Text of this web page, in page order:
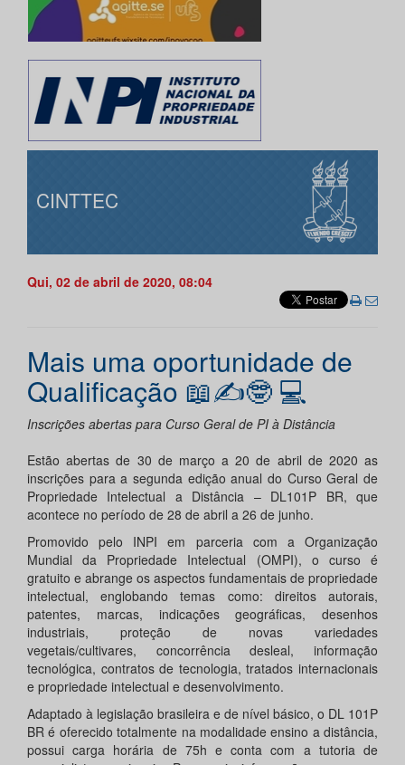
CINTTEC
Qui, 02 de abril de 2020, 08:04
Mais uma oportunidade de
Qualificação 📖✍🤓 💻
Inscrições abertas para Curso Geral de PI à Distância
Estão abertas de 30 de março a 20 de abril de 2020 as
inscrições para a segunda edição anual do Curso Geral de
Propriedade Intelectual a Distância – DL101P BR, que
acontece no período de 28 de abril a 26 de junho.
Promovido pelo INPI em parceria com a Organização
Mundial da Propriedade Intelectual (OMPI), o curso é
gratuito e abrange os aspectos fundamentais de propriedade
intelectual, englobando temas como: direitos autorais,
patentes, marcas, indicações geográficas, desenhos
industriais, proteção de novas variedades
vegetais/cultivares, concorrência desleal, informação
tecnológica, contratos de tecnologia, tratados internacionais
e propriedade intelectual e desenvolvimento.
Adaptado à legislação brasileira e de nível básico, o DL 101P
BR é oferecido totalmente na modalidade ensino a distância,
possui carga horária de 75h e conta com a tutoria de